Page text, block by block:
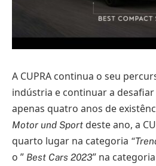
A CUPRA continua o seu
indústria e continuar a desafiar
apenas quatro anos de
Motor und Sport deste ano, a
quarto lugar na categoria
o ” Best Cars 2023” na categoria